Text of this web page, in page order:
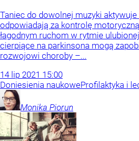
Taniec do dowolnej muzyki
odpowiadają za kontrolę
łagodnym ruchom w rytmie
cierpiące na parkinsona mogą
rozwojowi choroby –...
14 lip 2021 15:00
Doniesienia naukoweProfilaktyka i
Monika Piorun